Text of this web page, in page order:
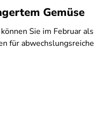
Gemüse
Sie im Februar als
für abwechslungsreiche